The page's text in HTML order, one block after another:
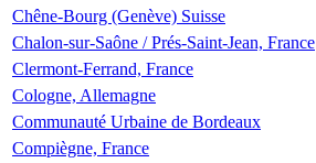
Chêne-Bourg (Genève) Suisse
Chalon-sur-Saône / Prés-Saint-Jean, France
Clermont-Ferrand, France
Cologne, Allemagne
Communauté Urbaine de Bordeaux
Compiègne, France